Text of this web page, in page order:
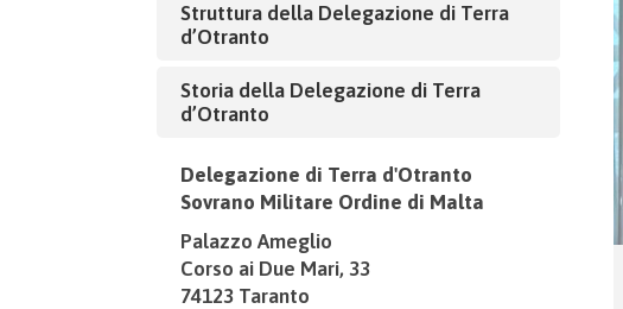
Struttura della Delegazione di Terra
d’Otranto
Storia della Delegazione di Terra
d’Otranto
Delegazione di Terra d'Otranto
Sovrano Militare Ordine di Malta
Palazzo Ameglio
Corso ai Due Mari, 33
74123 Taranto